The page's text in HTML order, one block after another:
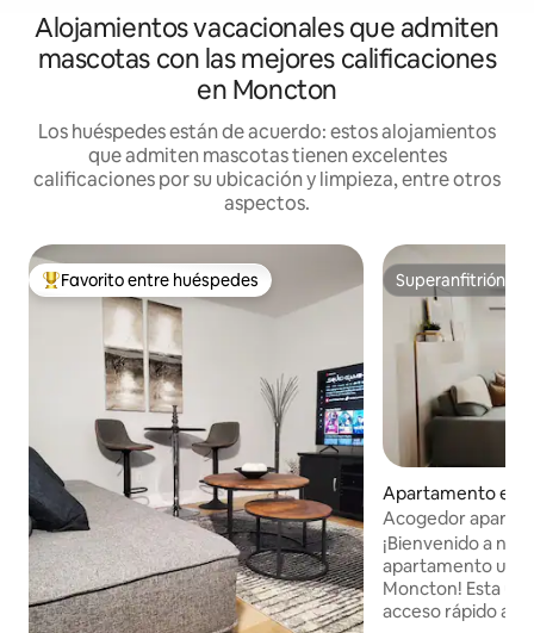
Alojamientos vacacionales que admiten
mascotas con las mejores calificaciones
en Moncton
Los huéspedes están de acuerdo: estos alojamientos
que admiten mascotas tienen excelentes
calificaciones por su ubicación y limpieza, entre otros
aspectos.
Favorito entre huéspedes preferido
Favorito entre huéspedes Superanfitrión
Superanfitrión
Apartamento en
Acogedor
¡Bienvenido a
apartamento
Moncton! Esta ubicación céntrica ofrece
acceso rápido a